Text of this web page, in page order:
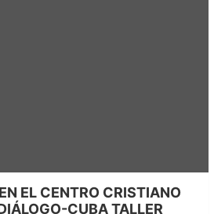
EL CENTRO CRISTIANO
CUBA TALLER